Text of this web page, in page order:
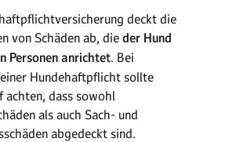
deckt die
von Schäden ab, die der Hund
Personen anrichtet. Bei
Hundehaftpflicht sollte
achten, dass sowohl
als auch Sach- und
abgedeckt sind.